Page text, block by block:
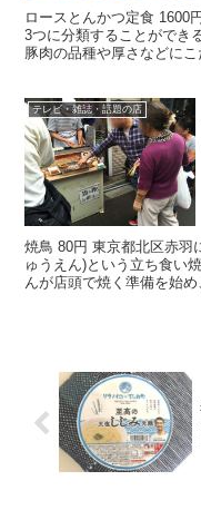
ロースとんかつ定食 1600
3つに分類することができ
豚肉の品種や厚さなどに
テレビ・雑誌・話題の店
焼鳥 80円 東京都北区赤羽
ゅうえん)という立ち食い
んが店頭で焼く準備を始